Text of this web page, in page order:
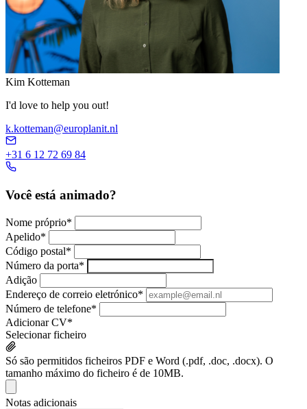
Kim Kotteman
I'd love to help you out!
k.kotteman@europlanit.nl
+31 6 12 72 69 84
Você está animado?
Nome próprio*
Apelido*
Código postal*
Número da porta*
Adição
Endereço de correio eletrónico*
Número de telefone*
Adicionar CV*
Selecionar ficheiro
Só são permitidos ficheiros PDF e Word (.pdf, .doc, .docx). O
tamanho máximo do ficheiro é de 10MB.
Notas adicionais